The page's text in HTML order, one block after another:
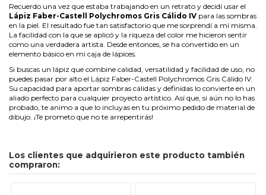
Recuerdo una vez que estaba trabajando en un retrato y decidí usar el
Lápiz Faber-Castell Polychromos Gris Cálido IV para las sombras
en la piel. El resultado fue tan satisfactorio que me sorprendí a mí misma.
La facilidad con la que se aplicó y la riqueza del color me hicieron sentir
como una verdadera artista. Desde entonces, se ha convertido en un
elemento básico en mi caja de lápices.
Si buscas un lápiz que combine calidad, versatilidad y facilidad de uso, no
puedes pasar por alto el Lápiz Faber-Castell Polychromos Gris Cálido IV.
Su capacidad para aportar sombras cálidas y definidas lo convierte en un
aliado perfecto para cualquier proyecto artístico. Así que, si aún no lo has
probado, te animo a que lo incluyas en tu próximo pedido de material de
dibujo. ¡Te prometo que no te arrepentirás!
Los clientes que adquirieron este producto también
compraron: